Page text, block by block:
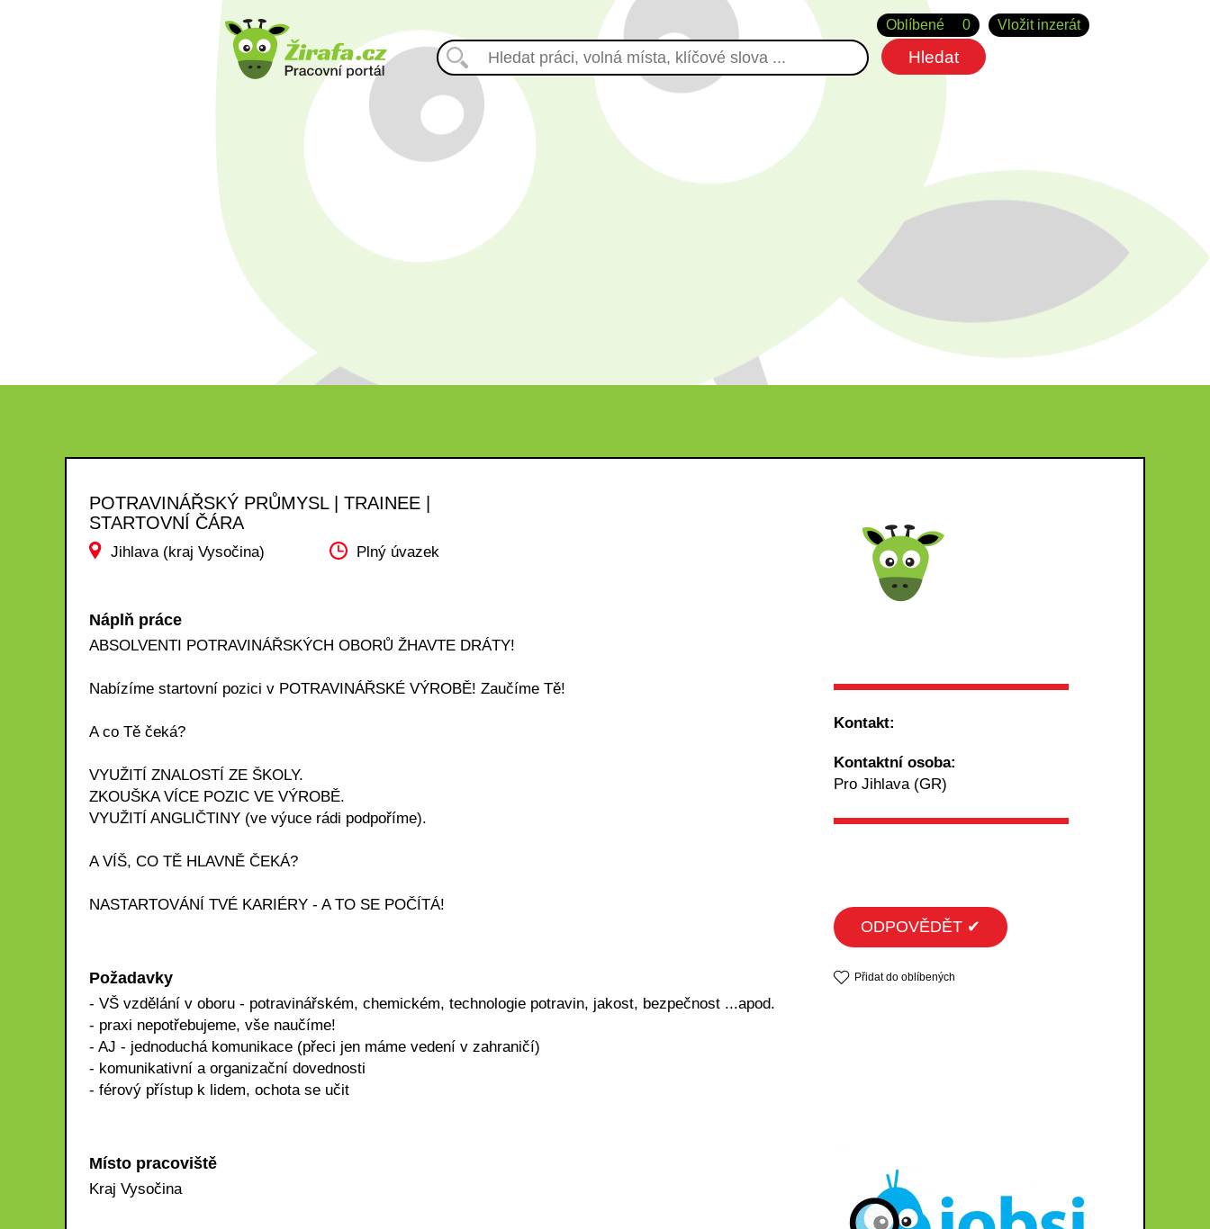
Vložit inzerát
Oblíbené 0
POTRAVINÁŘSKÝ PRŮMYSL | TRAINEE |
STARTOVNÍ ČÁRA
Jihlava (kraj Vysočina) Plný úvazek
Náplň práce
ABSOLVENTI POTRAVINÁŘSKÝCH OBORŮ ŽHAVTE DRÁTY!
Nabízíme startovní pozici v POTRAVINÁŘSKÉ VÝROBĚ! Zaučíme Tě!
A co Tě čeká?
VYUŽITÍ ZNALOSTÍ ZE ŠKOLY.
ZKOUŠKA VÍCE POZIC VE VÝROBĚ.
VYUŽITÍ ANGLIČTINY (ve výuce rádi podpoříme).
A VÍŠ, CO TĚ HLAVNĚ ČEKÁ?
NASTARTOVÁNÍ TVÉ KARIÉRY - A TO SE POČÍTÁ!
Požadavky
- VŠ vzdělání v oboru - potravinářském, chemickém, technologie potravin, jakost, bezpečnost ...apod.
- praxi nepotřebujeme, vše naučíme!
- AJ - jednoduchá komunikace (přeci jen máme vedení v zahraničí)
- komunikativní a organizační dovednosti
- férový přístup k lidem, ochota se učit
Místo pracoviště
Kraj Vysočina
Kontakt:
Kontaktní osoba:
Pro Jihlava (GR)
ODPOVĚDĚT ✔
Přidat do oblíbených